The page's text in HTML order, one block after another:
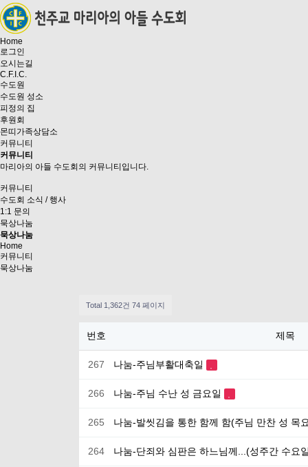
Home
로그인
오시는길
C.F.I.C.
수도원
수도원 성소
피정의 집
후원회
몬띠가족상담소
커뮤니티
커뮤니티
마리아의 아들 수도회의 커뮤니티입니다.
커뮤니티
수도회 소식 / 행사
1:1 문의
묵상나눔
묵상나눔
Home
커뮤니티
묵상나눔
Total 1,362건 74 페이지
번호 제목
267 나눔-주님부활대축일
266 나눔-주님 수난 성 금요일
265 나눔-발씻김을 통한 함께 함(주님 만찬 성 목
264 나눔-단죄와 심판은 하느님께...(성주간 수요